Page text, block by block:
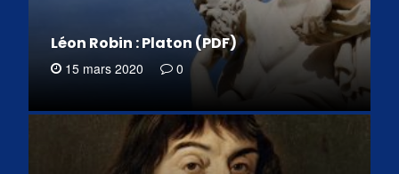
Léon Robin : Platon (PDF)
15 mars 2020 0